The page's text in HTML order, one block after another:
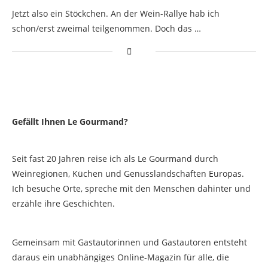
Jetzt also ein Stöckchen. An der Wein-Rallye hab ich
schon/erst zweimal teilgenommen. Doch das …
Gefällt Ihnen Le Gourmand?
Seit fast 20 Jahren reise ich als Le Gourmand durch
Weinregionen, Küchen und Genusslandschaften Europas.
Ich besuche Orte, spreche mit den Menschen dahinter und
erzähle ihre Geschichten.
Gemeinsam mit Gastautorinnen und Gastautoren entsteht
daraus ein unabhängiges Online-Magazin für alle, die